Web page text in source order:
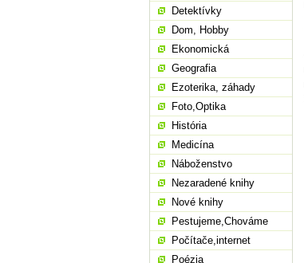
Detektívky
Dom, Hobby
Ekonomická
Geografia
Ezoterika, záhady
Foto,Optika
História
Medicína
Náboženstvo
Nezaradené knihy
Nové knihy
Pestujeme,Chováme
Počítače,internet
Poézia